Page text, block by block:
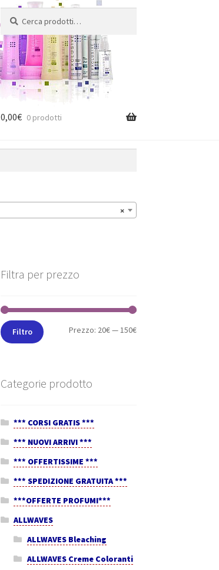
0,00€ 0 prodotti
×
Filtra per prezzo
Filtro Prezzo: 20€—150€
Categorie prodotto
*** CORSI GRATIS ***
*** NUOVI ARRIVI ***
*** OFFERTISSIME ***
*** SPEDIZIONE GRATUITA ***
***OFFERTE PROFUMI***
ALLWAVES
ALLWAVES Bleaching
ALLWAVES Creme Coloranti